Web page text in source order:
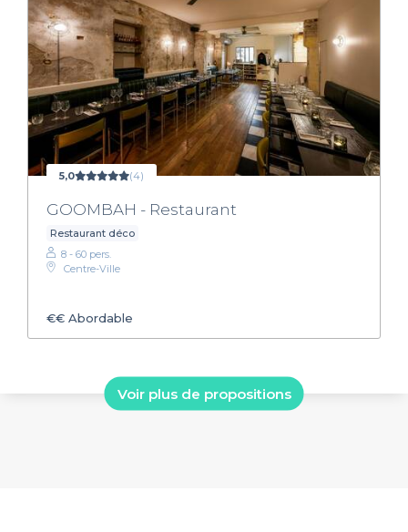
5,0 (4)
GOOMBAH - Restaurant
Restaurant déco
8 - 60 pers.
Centre-Ville
€€ Abordable
Voir plus de propositions